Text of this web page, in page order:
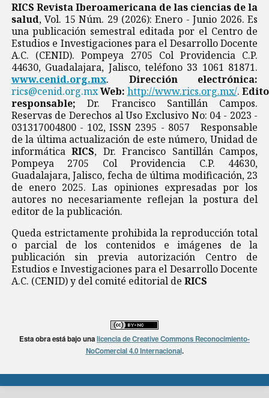
RICS Revista Iberoamericana de las ciencias de la
salud, Vol. 15 Núm. 29 (2026): Enero - Junio 2026. Es
una publicación semestral editada por el Centro de
Estudios e Investigaciones para el Desarrollo Docente
A.C. (CENID). Pompeya 2705 Col Providencia C.P.
44630, Guadalajara, Jalisco, teléfono 33 1061 81871.
www.cenid.org.mx. Dirección electrónica:
rics@cenid.org.mxWeb: http://www.rics.org.mx/.
responsable; Dr. Francisco Santillán Campos.
Reservas de Derechos al Uso Exclusivo No: 04 - 2023 -
031317004800 - 102, ISSN 2395 - 8057 Responsable
de la última actualización de este número, Unidad de
informáticaRICS, Dr. Francisco Santillán Campos,
Pompeya 2705 Col Providencia C.P. 44630,
Guadalajara, Jalisco, fecha de última modificación, 23
de enero 2025. Las opiniones expresadas por los
autores no necesariamente reflejan la postura del
editor de la publicación.
Queda estrictamente prohibida la reproducción total
o parcial de los contenidos e imágenes de la
publicación sin previa autorización Centro de
Estudios e Investigaciones para el Desarrollo Docente
A.C. (CENID) y del comité editorial de RICS
Esta obra está bajo unalicencia de Creative Commons Reconocimiento-
NoComercial 4.0 Internacional.